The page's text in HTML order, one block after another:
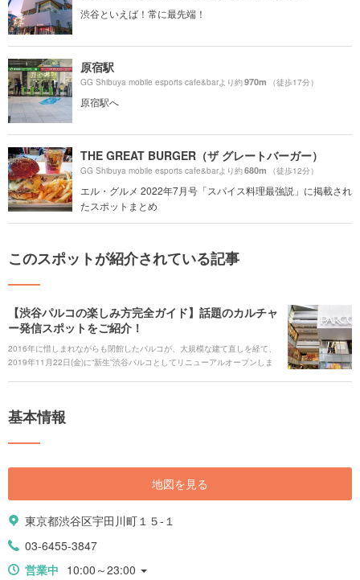
渋谷といえば！常に最先端！
原宿駅
GG Shibuya mobile esports cafe&barより約970m （徒歩17分）
原宿駅へ
THE GREAT BURGER（ザ グレートバーガー）
GG Shibuya mobile esports cafe&barより約680m （徒歩12分）
エル・グルメ 2022年7月号「スパイス料理最強説」に掲載され
たスポットまとめ
このスポットが紹介されている記事
【渋谷パルコの楽しみ方完全ガイド】話題のカルチャ
ー発信スポットをご紹介！
2016年に惜しまれながらも閉館したパルコが、大規模な建て直しを経て、
2019年11月22日(金)に“新生”渋谷パルコとしてリニューアルオープンしま
な感性に触れることができます。 トレンドファッションに、ニッポンのカ
める「渋谷パルコ」の楽しみ方を徹底紹介します。 # 渋谷パルコにも行っ
基本情報
地図を見る
東京都渋谷区宇田川町１５-１
03-6455-3847
営業中 10:00～23:00